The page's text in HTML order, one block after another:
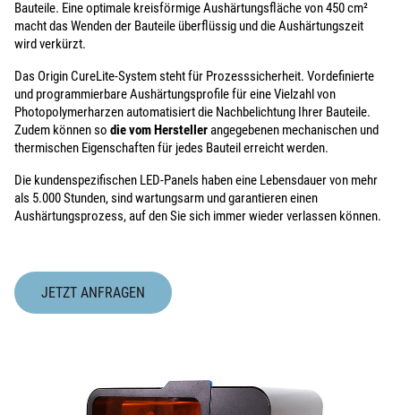
Bauteile. Eine optimale kreisförmige Aushärtungsfläche von 450 cm²
macht das Wenden der Bauteile überflüssig und die Aushärtungszeit
wird verkürzt.
Das Origin CureLite-System steht für Prozesssicherheit. Vordefinierte
und programmierbare Aushärtungsprofile für eine Vielzahl von
Photopolymerharzen automatisiert die Nachbelichtung Ihrer Bauteile.
Zudem können so die vom Herstellerangegebenen mechanischen und
thermischen Eigenschaften für jedes Bauteil erreicht werden.
Die kundenspezifischen LED-Panels haben eine Lebensdauer von mehr
als 5.000 Stunden, sind wartungsarm und garantieren einen
Aushärtungsprozess, auf den Sie sich immer wieder verlassen können.
JETZT ANFRAGEN